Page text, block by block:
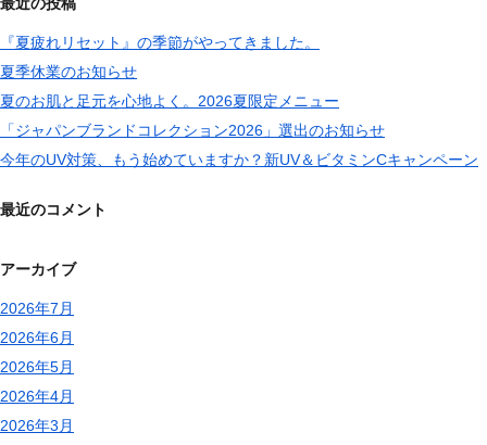
『夏疲れリセット』の季節がやってきました。
夏季休業のお知らせ
夏のお肌と足元を心地よく。2026夏限定メニュー
「ジャパンブランドコレクション2026」選出のお知らせ
今年のUV対策、もう始めていますか？新UV＆ビタミンCキャンペーン
最近のコメント
アーカイブ
2026年7月
2026年6月
2026年5月
2026年4月
2026年3月